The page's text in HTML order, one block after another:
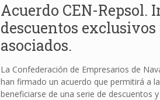
Acuerdo CEN-Repsol.
descuentos exclusivos
asociados.
La Confederación de Empresarios de
han firmado un acuerdo que permitirá a
beneficiarse de una serie de descuentos y